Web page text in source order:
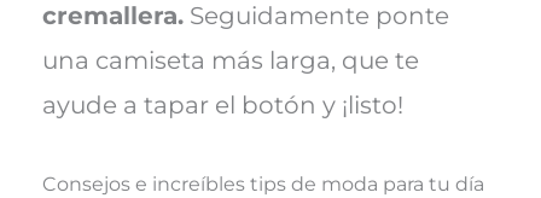
cremallera.Seguidamente ponte
una camiseta más larga, que te
ayude a tapar el botón y ¡listo!
Consejos e increíbles tips de moda para tu día